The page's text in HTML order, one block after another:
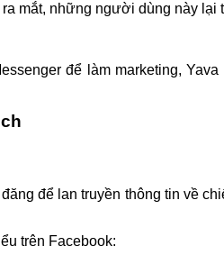
mắt, những người dùng này
để làm marketing,
để lan truyền thông tin về
trên Facebook: